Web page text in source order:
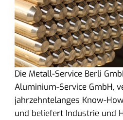
Die Metall-Service Berli
Aluminium-Service GmbH,
jahrzehntelanges Know-
und beliefert Industrie und